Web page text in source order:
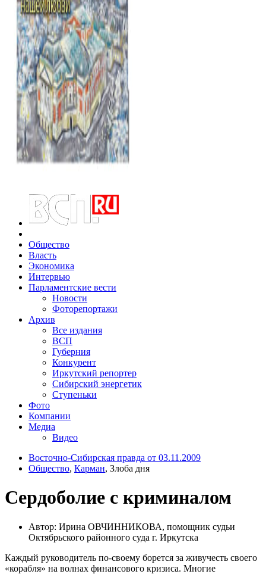
Общество
Власть
Экономика
Интервью
Парламентские вести
Новости
Фоторепортажи
Архив
Все издания
ВСП
Губерния
Конкурент
Иркутский репортер
Сибирский энергетик
Ступеньки
Фото
Компании
Медиа
Видео
Восточно-Сибирская правда от 03.11.2009
Общество, Карман, Злоба дня
Сердоболие с криминалом
Автор: Ирина ОВЧИННИКОВА, помощник судьи
Октябрьского районного суда г. Иркутска
Каждый руководитель по-своему борется за живучесть своего
«корабля» на волнах финансового кризиса. Многие